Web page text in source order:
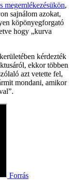
megemlékezésükön,
sajnálom azokat,
köpönyegforgató
hogy „kurva
kérdezték
ekkor többen
azt vetette fel,
mondani, amikor
Forrás